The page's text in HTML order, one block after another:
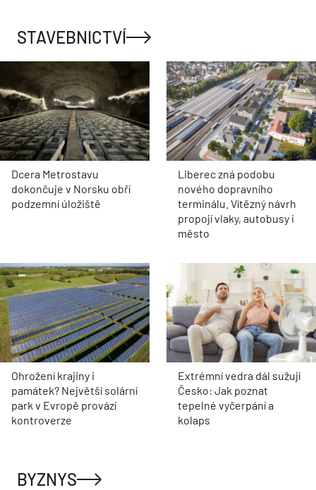
STAVEBNICTVÍ
Dcera Metrostavu
dokončuje v Norsku obří
podzemní úložiště
Liberec zná podobu
nového dopravního
terminálu. Vítězný návrh
propojí vlaky, autobusy i
město
Ohrožení krajiny i
památek? Největší solární
park v Evropě provází
kontroverze
Extrémní vedra dál sužují
Česko: Jak poznat
tepelné vyčerpání a
kolaps
BYZNYS